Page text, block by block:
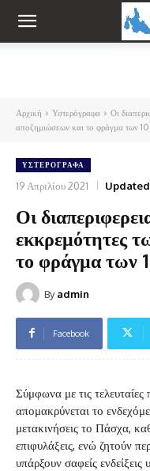
Αρχική Υστερόγραφα
Οι
αποζημιώσεων και το φράγμα των
ΥΣΤΕΡΌΓΡΑΦΑ
19 Απριλίου 2021
Οι
εκκρεμότητες
το φράγμα των
By admin
Facebook
Σύμφωνα με τις
απομακρύνεται το
μετακινήσεις το Πάσχα,
επιφυλάξεις, ενώ ζητούν
υπάρξουν σαφείς